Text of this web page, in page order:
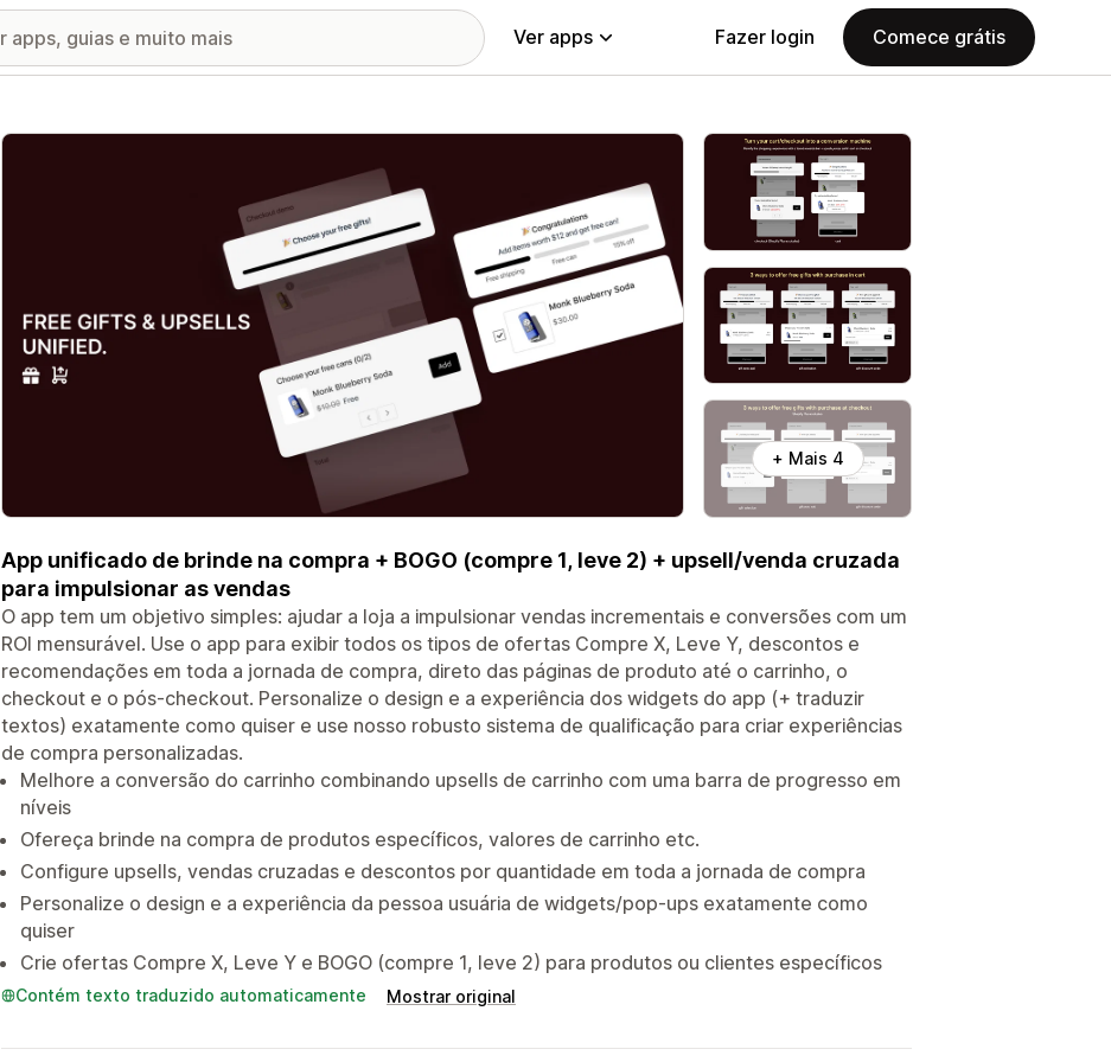
Ver apps Fazer login Comece grátis
Galeria de imagens em destaque
+ Mais 4
App unificado de brinde na compra + BOGO (compre 1, leve 2) + upsell/venda cruzada
para impulsionar as vendas
O app tem um objetivo simples: ajudar a loja a impulsionar vendas incrementais e conversões com um
ROI mensurável. Use o app para exibir todos os tipos de ofertas Compre X, Leve Y, descontos e
recomendações em toda a jornada de compra, direto das páginas de produto até o carrinho, o
checkout e o pós-checkout. Personalize o design e a experiência dos widgets do app (+ traduzir
textos) exatamente como quiser e use nosso robusto sistema de qualificação para criar experiências
de compra personalizadas.
Melhore a conversão do carrinho combinando upsells de carrinho com uma barra de progresso em
níveis
Ofereça brinde na compra de produtos específicos, valores de carrinho etc.
Configure upsells, vendas cruzadas e descontos por quantidade em toda a jornada de compra
Personalize o design e a experiência da pessoa usuária de widgets/pop-ups exatamente como
quiser
Crie ofertas Compre X, Leve Y e BOGO (compre 1, leve 2) para produtos ou clientes específicos
Contém texto traduzido automaticamente Mostrar original